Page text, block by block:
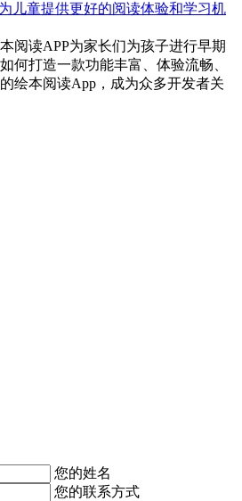
儿童提供更好的阅读体验和学习机
阅读APP为家长们为孩子进行早期
何打造一款功能丰富、体验流畅、
绘本阅读App，成为众多开发者关
您的姓名
您的联系方式